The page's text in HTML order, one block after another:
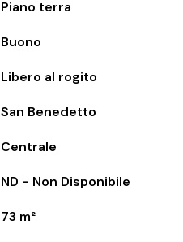
Piano terra
Buono
Libero al rogito
San Benedetto
Centrale
ND - Non Disponibile
73 m²